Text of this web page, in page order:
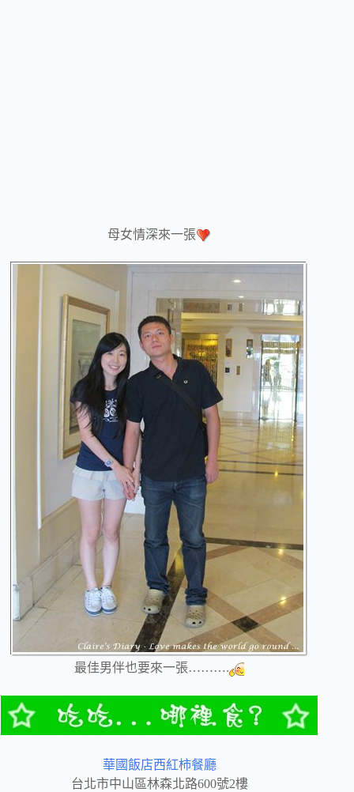
母女情深來一張
最佳男伴也要來一張……….
華國飯店西紅柿餐廳
台北市中山區林森北路600號2樓